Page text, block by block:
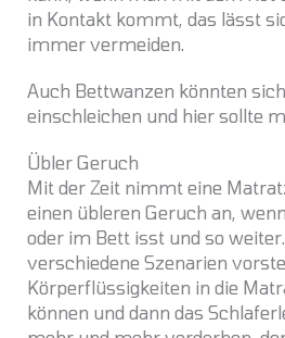
in Kontakt kommt, das lässt
immer vermeiden.
Auch Bettwanzen könnten
einschleichen und hier sollte
Übler Geruch
Mit der Zeit nimmt eine
einen übleren Geruch an,
oder im Bett isst und so
verschiedene Szenarien
Körperflüssigkeiten in die
können und dann das